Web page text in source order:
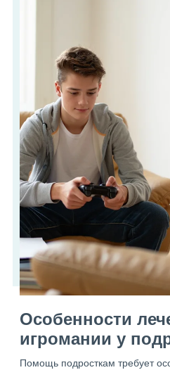
Особенности
игромании у
Помощь подросткам требует